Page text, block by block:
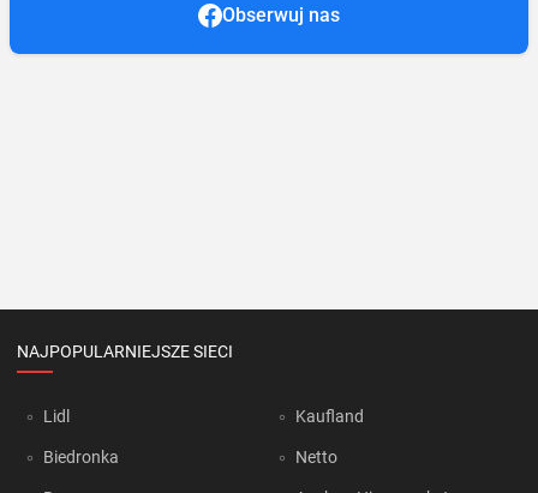
Obserwuj nas
NAJPOPULARNIEJSZE SIECI
Lidl
Biedronka
Kaufland
Netto